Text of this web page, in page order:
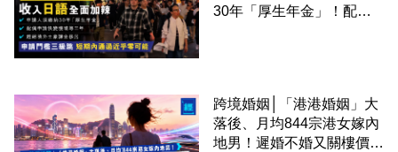
30年「厚生年金」！配偶
跨境婚姻│「港港婚姻」大
落後、月均844宗港女嫁內
地男！遲婚不婚又關樓價